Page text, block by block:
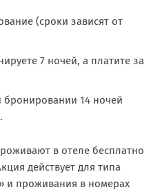
(сроки зависят от
7 ночей, а платите за
бронировании 14 ночей
в отеле бесплатно
действует для типа
и проживания в номерах